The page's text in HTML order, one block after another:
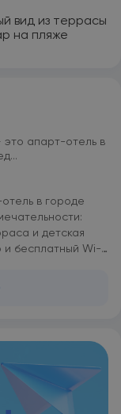
вид из террасы
на пляже
апарт-отель в
в городе
и детская
и бесплатный Wi-
мини-кухня с
до аэропорта.